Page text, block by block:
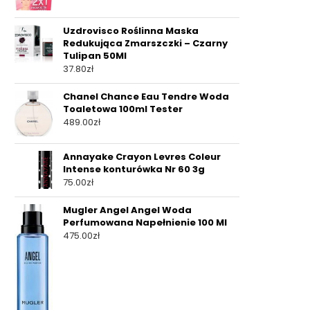
Uzdrovisco Roślinna Maska
Redukująca Zmarszczki – Czarny
Tulipan 50Ml
37.80zł
Chanel Chance Eau Tendre Woda
Toaletowa 100ml Tester
489.00zł
Annayake Crayon Levres Coleur
Intense konturówka Nr 60 3g
75.00zł
Mugler Angel Angel Woda
Perfumowana Napełnienie 100 Ml
475.00zł